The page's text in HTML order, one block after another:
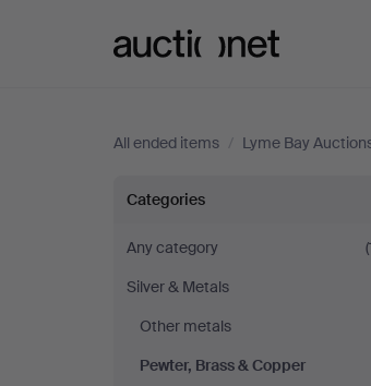
All ended items / Lyme Bay
Pewter,
Brass
&
Copper
Categories
Any category
Silver & Metals
Other metals
Pewter, Brass & Copper